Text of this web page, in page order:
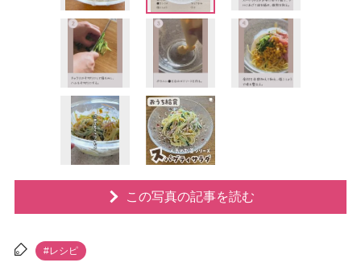
この写真の記事を読む
#レシピ